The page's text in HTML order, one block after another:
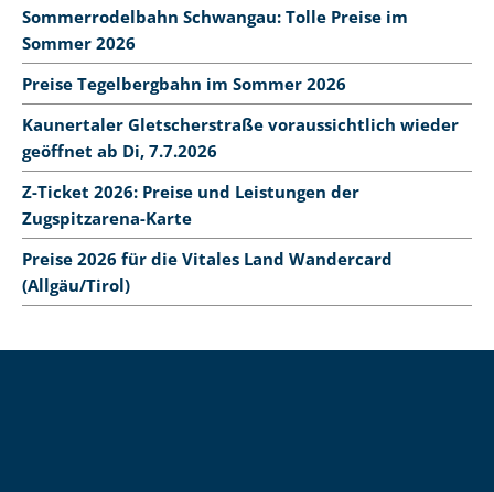
Sommerrodelbahn Schwangau: Tolle Preise im
Sommer 2026
Preise Tegelbergbahn im Sommer 2026
Kaunertaler Gletscherstraße voraussichtlich wieder
geöffnet ab Di, 7.7.2026
Z-Ticket 2026: Preise und Leistungen der
Zugspitzarena-Karte
Preise 2026 für die Vitales Land Wandercard
(Allgäu/Tirol)